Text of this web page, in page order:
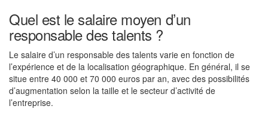
Quel est le salaire moyen d’un
responsable des talents ?
Le salaire d’un responsable des talents varie en fonction de
l’expérience et de la localisation géographique. En général, il se
situe entre 40 000 et 70 000 euros par an, avec des possibilités
d’augmentation selon la taille et le secteur d’activité de
l’entreprise.